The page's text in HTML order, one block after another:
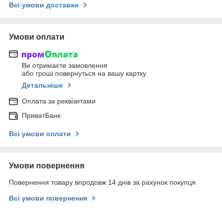
Всі умови доставки
Умови оплати
Ви отримаєте замовлення
або гроші повернуться на вашу картку
Детальніше
Оплата за реквізитами
ПриватБанк
Всі умови оплати
Умови повернення
Повернення товару впродовж 14 днів за рахунок покупця
Всі умови повернення